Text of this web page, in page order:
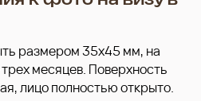
размером 35x45 мм, на
месяцев. Поверхность
лицо полностью открыто.